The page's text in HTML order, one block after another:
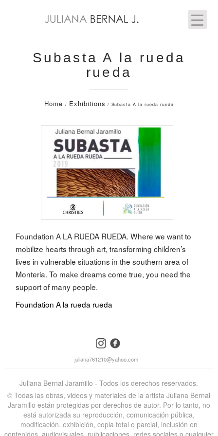
Subasta A la rueda
rueda
Home / Exhibitions / Subasta A la rueda rueda
Foundation A LA RUEDA RUEDA. Where we want to
mobilize hearts through art, transforming children’s
lives in vulnerable situations in the southern area of ​​
Monteria. To make dreams come true, you need the
support of many people.
Foundation A la rueda rueda
instagramfacebook
juliana761210@yahoo.com
Juliana Bernal Jaramillo - Todos los derechos reservados.
©️ Todas las obras, videos y materiales de la artista Juliana Bernal
Jaramillo están protegidas por derechos de autor. Por lo tanto, no
está autorizada su reproducción, comunicación pública,
modificación, exhibición, copia total o parcial, inclusión en